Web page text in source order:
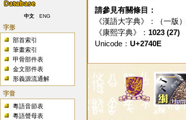
中文 ENG
字形
部首索引
筆畫索引
甲骨部件表
金文部件表
形義源流通解
字音
粵語音節表
粵語聲母表
請參見有關條目：
《漢語大字典》：（一版）
《康熙字典》： 1023 (27)
Unicode： U+2740E